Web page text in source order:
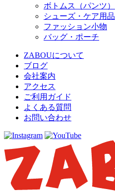
ボトムス（パンツ）
シューズ・ケア用品
ファッション小物
バッグ・ポーチ
ZABOUについて
ブログ
会社案内
アクセス
ご利用ガイド
よくある質問
お問い合わせ